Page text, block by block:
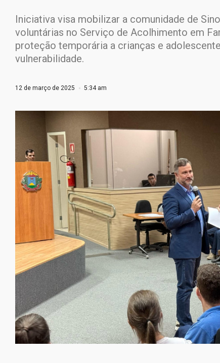
Iniciativa visa mobilizar a comunidade de
voluntárias no Serviço de Acolhimento em
proteção temporária a crianças e
vulnerabilidade.
12 de março de 2025 5:34 am